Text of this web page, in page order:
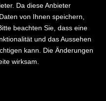
Da diese Anbieter
von Ihnen speichern,
beachten Sie, dass eine
und das Aussehen
kann. Die Änderungen
wirksam.